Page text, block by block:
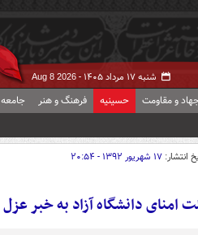
شنبه ۱۷ مرداد ۱۴۰۵ - Aug 8 2026
و مقاومت حسینیه فرهنگ و هنر جامعه
انتشار: ۱۷ شهریور ۱۳۹۲ - ۲۰:۵۴
امنای دانشگاه آزاد به خبر